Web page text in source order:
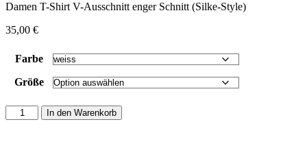
Damen T-Shirt V-Ausschnitt enger Schnitt (Silke-Style)
35,00 €
Farbe
Größe
In den Warenkorb